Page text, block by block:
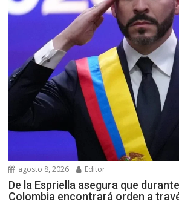
agosto 8, 2026 Editor
De la Espriella asegura que
Colombia encontrará orden a